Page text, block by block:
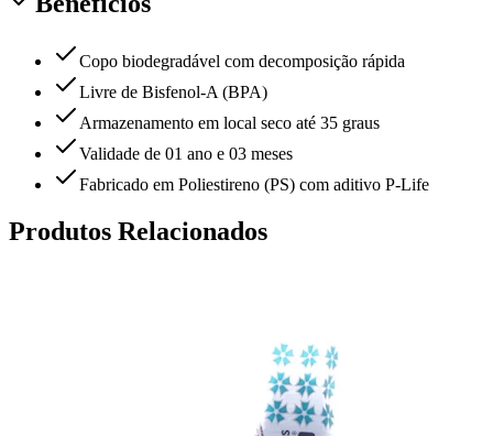
Copo biodegradável com decomposição rápida
Livre de Bisfenol-A (BPA)
Armazenamento em local seco até 35 graus
Validade de 01 ano e 03 meses
Fabricado em Poliestireno (PS) com aditivo P-Life
Produtos Relacionados